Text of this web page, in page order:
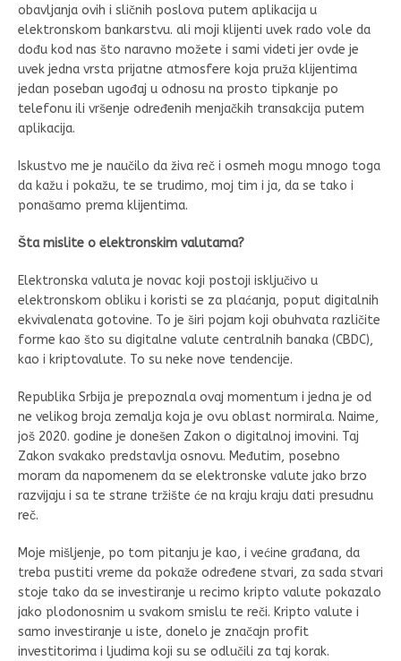
obavljanja ovih i sličnih poslova putem aplikacija u
elektronskom bankarstvu. ali moji klijenti uvek rado vole da
dođu kod nas što naravno možete i sami videti jer ovde je
uvek jedna vrsta prijatne atmosfere koja pruža klijentima
jedan poseban ugođaj u odnosu na prosto tipkanje po
telefonu ili vršenje određenih menjačkih transakcija putem
aplikacija.
Iskustvo me je naučilo da živa reč i osmeh mogu mnogo toga
da kažu i pokažu, te se trudimo, moj tim i ja, da se tako i
ponašamo prema klijentima.
Šta mislite o elektronskim valutama?
Elektronska valuta je novac koji postoji isključivo u
elektronskom obliku i koristi se za plaćanja, poput digitalnih
ekvivalenata gotovine. To je širi pojam koji obuhvata različite
forme kao što su digitalne valute centralnih banaka (CBDC),
kao i kriptovalute. To su neke nove tendencije.
Republika Srbija je prepoznala ovaj momentum i jedna je od
ne velikog broja zemalja koja je ovu oblast normirala. Naime,
još 2020. godine je donešen Zakon o digitalnoj imovini. Taj
Zakon svakako predstavlja osnovu. Međutim, posebno
moram da napomenem da se elektronske valute jako brzo
razvijaju i sa te strane tržište će na kraju kraju dati presudnu
reč.
Moje mišljenje, po tom pitanju je kao, i većine građana, da
treba pustiti vreme da pokaže određene stvari, za sada stvari
stoje tako da se investiranje u recimo kripto valute pokazalo
jako plodonosnim u svakom smislu te reči. Kripto valute i
samo investiranje u iste, donelo je značajn profit
investitorima i ljudima koji su se odlučili za taj korak.